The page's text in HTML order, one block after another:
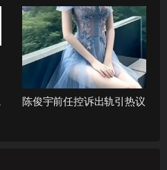
陈俊宇前任控诉出轨引热议